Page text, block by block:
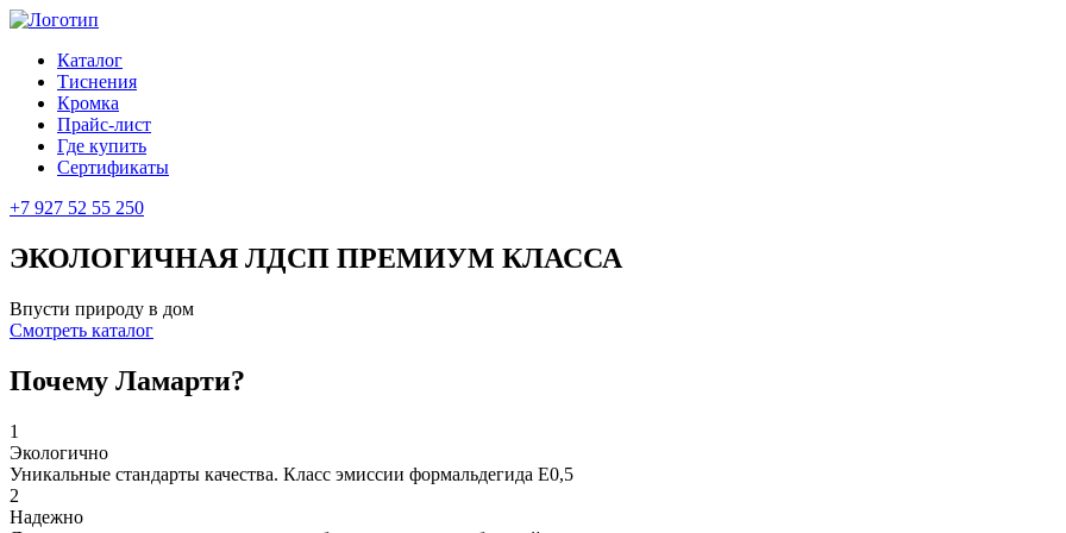
Каталог
Тиснения
Кромка
Прайс-лист
Где купить
Сертификаты
+7 927 52 55 250
ЭКОЛОГИЧНАЯ ЛДСП ПРЕМИУМ КЛАССА
Впусти природу в дом
Смотреть каталог
Почему Ламарти?
1
Экологично
Уникальные стандарты качества. Класс эмиссии формальдегида Е0,5
2
Надежно